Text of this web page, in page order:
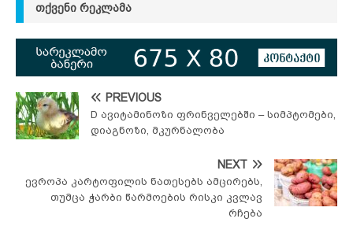
ᲗᲥᲕᲔᲜᲘ ᲠᲔᲙᲚᲐᲛᲐ
PREVIOUS
D ავიტამინოზი ფრინველებში – სიმპტომები,
დიაგნოზი, მკურნალობა
NEXT
ევროპა კარტოფილის ნათესებს ამცირებს,
თუმცა ჭარბი წარმოების რისკი კვლავ
რჩება